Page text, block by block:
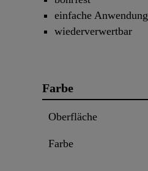
einfache Anwendung
wiederverwertbar
Farbe
Oberfläche
Farbe